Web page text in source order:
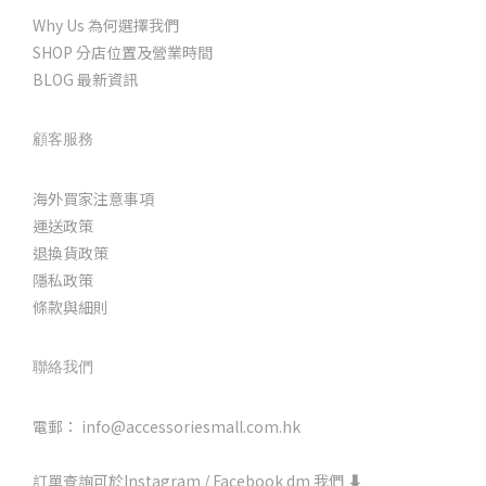
Why Us 為何選擇我們
SHOP 分店位置及營業時間
BLOG 最新資訊
顧客服務
海外買家注意事項
運送政策
退換貨政策
隱私政策
條款與細則
聯絡我們
電郵： info@accessoriesmall.com.hk
訂單查詢可於Instagram / Facebook dm 我們 ⬇️